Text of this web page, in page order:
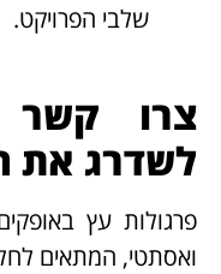
שלבי הפרויקט.
צרו קשר
לשדרג את
פרגולות עץ
ואסתטי, המתאים